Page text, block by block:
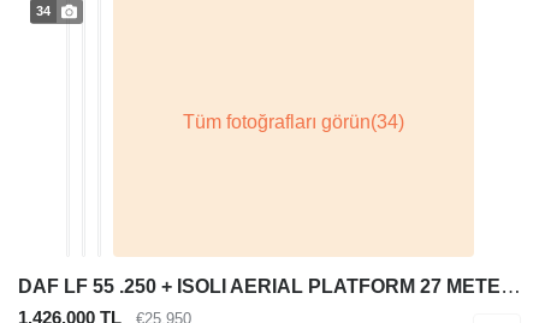
34
DAF LF 55 .250 + ISOLI AERIAL PLATFORM 27 METERS + MANUAL + EURO 5
1.426.000 TL €25.950